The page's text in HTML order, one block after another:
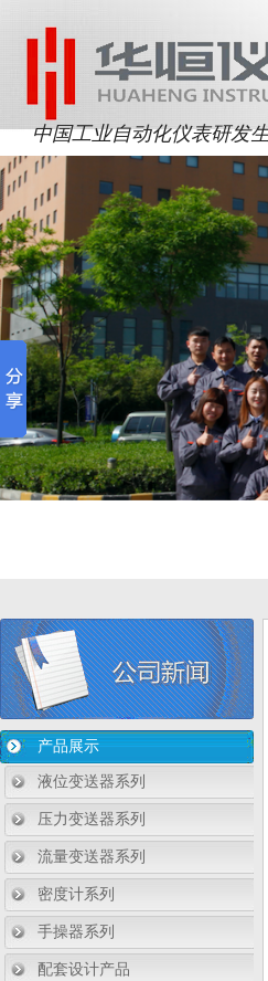
中国工业自动化仪表研发
产品展示
液位变送器系列
压力变送器系列
流量变送器系列
密度计系列
手操器系列
配套设计产品